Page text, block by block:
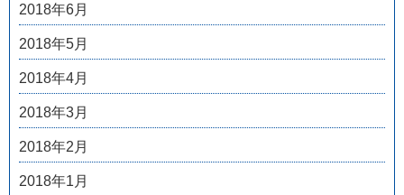
2018年6月
2018年5月
2018年4月
2018年3月
2018年2月
2018年1月